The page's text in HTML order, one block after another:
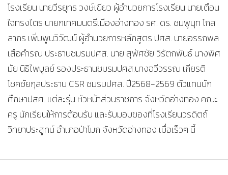
โรงเรียน นายวีรยุทธ วงษ์เขียว ผู้อำนวยการโรงเรียน นายเตือน
ใจทรงไตร นายกเทศมนตรีเมืองอ่างทอง รศ. ดร. ชมพูนุท โกส
ลากร เพิ่มพูนวิวัฒน์ ผู้อำนวยการหลักสูตร ปศส. นายอรรถพล
เสือคำรณ ประธานชมรมปศส. นาย สุพัศชัย วิรัตกพันธ์ นางพิศ
มัย นิธิไพบูลย์ รองประธานชมรมปศส.นางฉวีวรรณ เกียรติ
โชคชัยกุลประธาน CSR ชมรมปศส. ปี2568-2569 ตัวแทนนัก
ศึกษาปสศ. แต่ละรุ่น หัวหน้าส่วนราชการ จังหวัดอ่างทอง คณะ
ครู นักเรียนให้การต้อนรับ และรับมอบของที่โรงเรียนวรดิตถ์
วิทยาประสูทน์ อำเภอป่าโมก จังหวัดอ่างทอง เมื่อเร็วๆ นี้